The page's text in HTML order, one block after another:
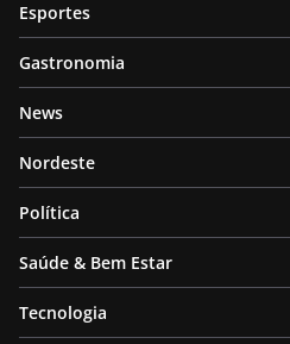
Esportes
Gastronomia
News
Nordeste
Política
Saúde & Bem Estar
Tecnologia